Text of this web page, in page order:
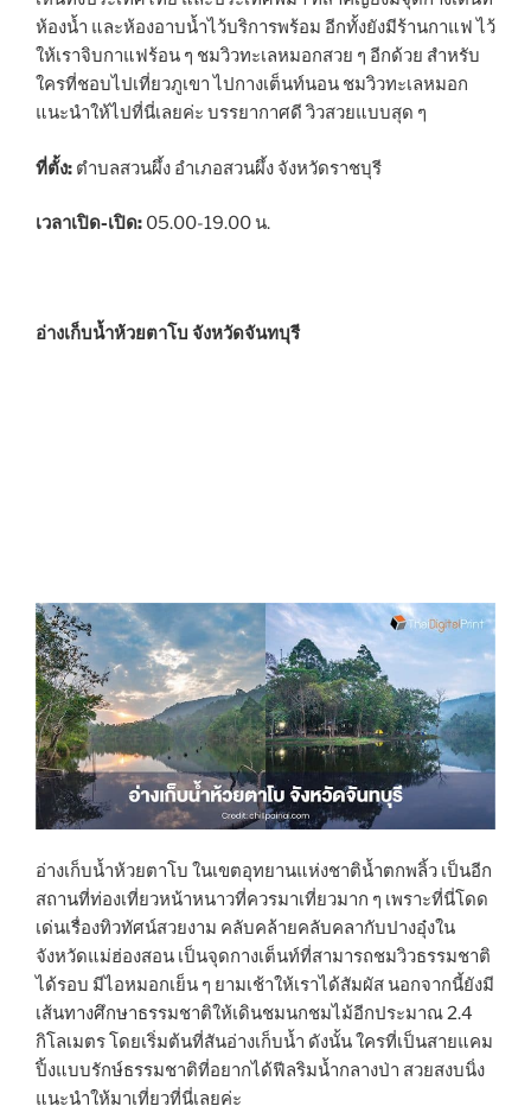
ห้องน้ำ และห้องอาบน้ำไว้บริการพร้อม อีกทั้งยังมีร้านกาแฟ ไว้
ให้เราจิบกาแฟร้อน ๆ ชมวิวทะเลหมอกสวย ๆ อีกด้วย สำหรับ
ใครที่ชอบไปเที่ยวภูเขา ไปกางเต็นท์นอน ชมวิวทะเลหมอก
แนะนำให้ไปที่นี่เลยค่ะ บรรยากาศดี วิวสวยแบบสุด ๆ
ที่ตั้ง: ตำบลสวนผึ้ง อำเภอสวนผึ้ง จังหวัดราชบุรี
เวลาเปิด-เปิด: 05.00-19.00 น.
อ่างเก็บน้ำห้วยตาโบ จังหวัดจันทบุรี
อ่างเก็บน้ำห้วยตาโบ ในเขตอุทยานแห่งชาติน้ำตกพลิ้ว เป็นอีก
สถานที่ท่องเที่ยวหน้าหนาวที่ควรมาเที่ยวมาก ๆ เพราะที่นี่โดด
เด่นเรื่องทิวทัศน์สวยงาม คลับคล้ายคลับคลากับปางอุ๋งใน
จังหวัดแม่ฮ่องสอน เป็นจุดกางเต็นท์ที่สามารถชมวิวธรรมชาติ
ได้รอบ มีไอหมอกเย็น ๆ ยามเช้าให้เราได้สัมผัส นอกจากนี้ยังมี
เส้นทางศึกษาธรรมชาติให้เดินชมนกชมไม้อีกประมาณ 2.4
กิโลเมตร โดยเริ่มต้นที่สันอ่างเก็บน้ำ ดังนั้น ใครที่เป็นสายแคม
ปิ้งแบบรักษ์ธรรมชาติที่อยากได้ฟีลริมน้ำกลางป่า สวยสงบนิ่ง
แนะนำให้มาเที่ยวที่นี่เลยค่ะ